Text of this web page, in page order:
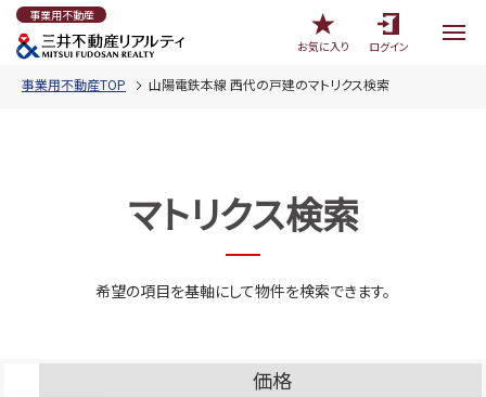
事業用不動産
お気に入り
ログイン
事業用不動産TOP 山陽電鉄本線 西代の戸建のマトリクス検索
マトリクス検索
希望の項目を基軸にして物件を検索できます。
価格